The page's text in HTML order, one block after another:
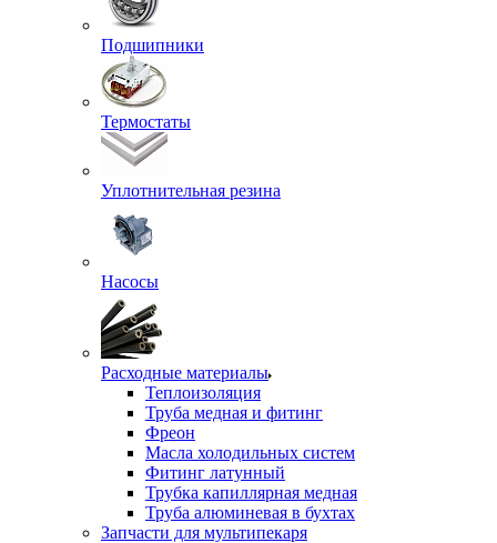
Подшипники
Термостаты
Уплотнительная резина
Насосы
Расходные материалы
Теплоизоляция
Труба медная и фитинг
Фреон
Масла холодильных систем
Фитинг латунный
Трубка капиллярная медная
Труба алюминевая в бухтах
Запчасти для мультипекаря